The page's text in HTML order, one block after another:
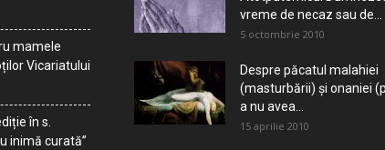
mamele
Vicariatului
în s.
inimă curată”
vreme de necaz sau de...
5 octombrie 2010
Despre păcatul malahiei
(masturbării) şi onaniei
a nu avea...
15 aprilie 2010